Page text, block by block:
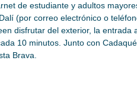
de estudiante y adultos
(por correo electrónico o
disfrutar del exterior, la
10 minutos. Junto con
Brava.